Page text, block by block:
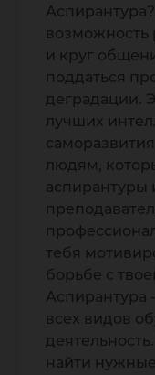
возможность
и круг
поддаться
деградации.
лучших
людям,
аспирантуры
тебя
борьбе с
Аспирантура
всех видов
найти